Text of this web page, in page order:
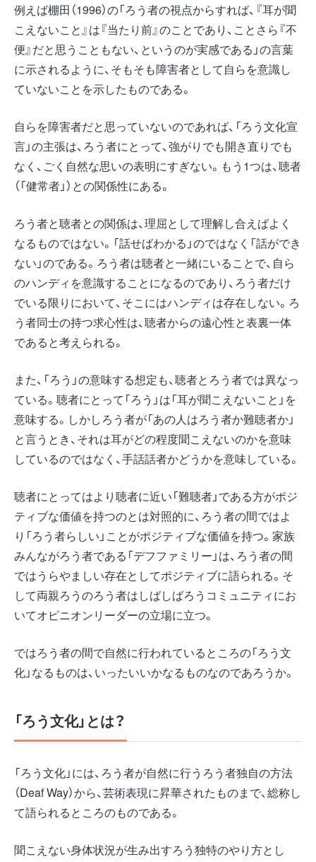
例えば棚田（1996）の「ろう者の視点からすれば、『耳が聞
こえないこと』は『当たり前』のことであり、ことさら『不
便』だと思うこともない、というのが実感である」の言葉
に示されるように、そもそも障害者として自らを意識し
ていないことを示したものである。
自らを障害者だと思っていないのであれば、「ろう文化宣
言」の主張は、ろう者にとって、強がりでも開き直りでも
なく、ごく自然な思いの表明にすぎない。もう1つは、聴者
（「健常者」）との関係性にある。
ろう者と聴者との関係は、理屈として理解し合えばよく
なるものではない。「話せばわかる」のではなく「話ができ
ない」のである。ろう者は聴者と一緒にいることで、自ら
のハンディを意識することになるのであり、ろう者だけ
でいる限りにおいて、そこにはハンディは存在しない。ろ
う者同士の持つ求心性は、聴者からの遠心性と表裏一体
であると考えられる。
また、「ろう」の意味する想定も、聴者とろう者では異なっ
ている。聴者にとって「ろう」は「耳が聞こえないこと」を
意味する。しかしろう者が「あの人はろう者か難聴者か」
と言うとき、それは耳がどの程度聞こえないのかを意味
しているのではなく、手話話者かどうかを意味している。
聴者にとってはより聴者に近い「難聴者」である方がポジ
ティブな価値を持つのとは対照的に、ろう者の間ではよ
り「ろう者らしい」ことがポジティブな価値を持つ。家族
みんながろう者である「デフファミリー」は、ろう者の間
ではうらやましい存在としてポジティブに語られる。そ
して両親ろうのろう者はしばしばろうコミュニティにお
いてオピニオンリーダーの立場に立つ。
ではろう者の間で自然に行われているところの「ろう文
化」なるものは、いったいいかなるものなのであろうか。
「ろう文化」とは？
「ろう文化」には、ろう者が自然に行うろう者独自の方法
（Deaf Way）から、芸術表現に昇華されたものまで、総称し
て語られるところのものである。
聞こえない身体状況が生み出すろう独特のやり方とし